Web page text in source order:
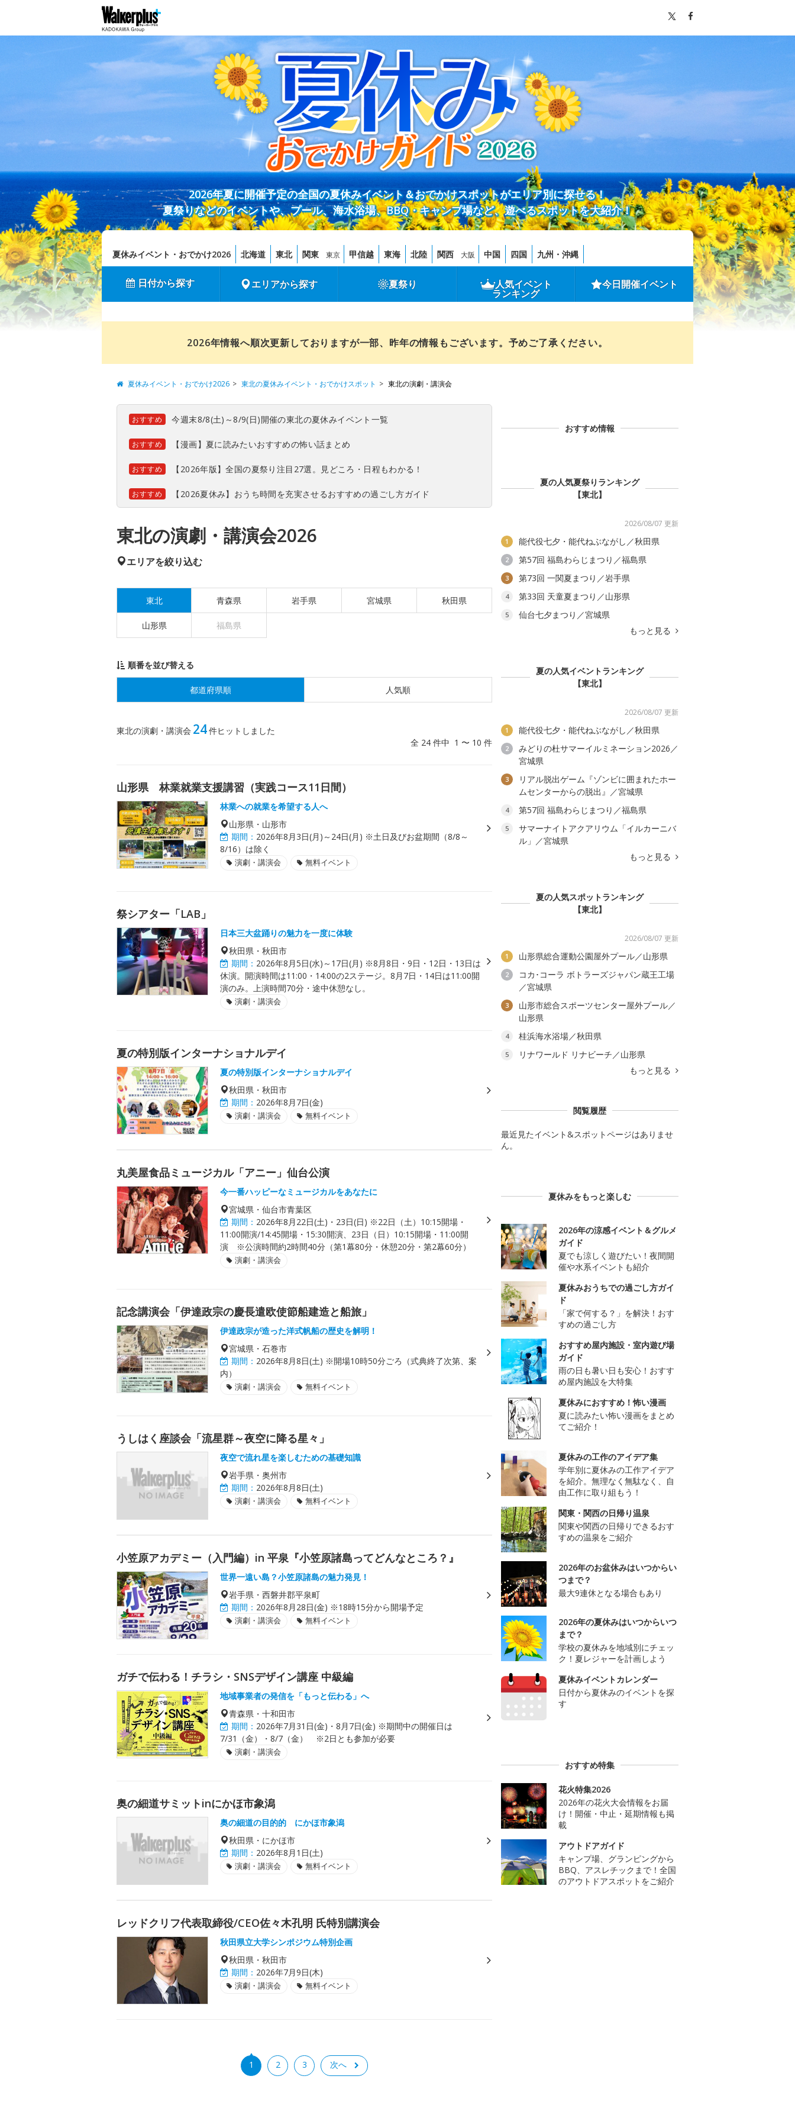
2026年夏に開催予定の全国の夏休みイベント＆おでかけスポットがエリア別に探せる！
夏祭りなどのイベントや、プール、海水浴場、BBQ・キャンプ場など、遊べるスポットを大紹介！
夏休みイベント・おでかけ2026 北海道 東北 関東 東京 甲信越 東海 北陸 関西 大阪 中国 四国 九州・沖縄
日付から探す エリアから探す 夏祭り 人気イベント
ランキング
今日開催イベント
2026年情報へ順次更新しておりますが一部、昨年の情報もございます。予めご了承ください。
夏休みイベント・おでかけ2026 東北の夏休みイベント・おでかけスポット 東北の演劇・講演会
おすすめ 今週末8/8(土)～8/9(日)開催の東北の夏休みイベント一覧
おすすめ 【漫画】夏に読みたいおすすめの怖い話まとめ
おすすめ 【2026年版】全国の夏祭り注目27選。見どころ・日程もわかる！
おすすめ 【2026夏休み】おうち時間を充実させるおすすめの過ごし方ガイド
東北の演劇・講演会2026
エリアを絞り込む
東北 青森県 岩手県 宮城県 秋田県
山形県 福島県
順番を並び替える
都道府県順 人気順
東北の演劇・講演会 24件ヒットしました
全 24 件中 1 〜 10 件
山形県 林業就業支援講習（実践コース11日間）
林業への就業を希望する人へ
山形県・山形市
期間： 2026年8月3日(月)～24日(月) ※土日及びお盆期間（8/8～
8/16）は除く
演劇・講演会 無料イベント
祭シアター「LAB」
日本三大盆踊りの魅力を一度に体験
秋田県・秋田市
期間： 2026年8月5日(水)～17日(月) ※8月8日・9日・12日・13日は
休演。開演時間は11:00・14:00の2ステージ。8月7日・14日は11:00開
演のみ。上演時間70分・途中休憩なし。
演劇・講演会
夏の特別版インターナショナルデイ
夏の特別版インターナショナルデイ
秋田県・秋田市
期間： 2026年8月7日(金)
演劇・講演会 無料イベント
丸美屋食品ミュージカル「アニー」仙台公演
今一番ハッピーなミュージカルをあなたに
宮城県・仙台市青葉区
期間： 2026年8月22日(土)・23日(日) ※22日（土）10:15開場・
11:00開演/14:45開場・15:30開演、23日（日）10:15開場・11:00開
演 ※公演時間約2時間40分（第1幕80分・休憩20分・第2幕60分）
演劇・講演会
記念講演会「伊達政宗の慶長遣欧使節船建造と船旅」
伊達政宗が造った洋式帆船の歴史を解明！
宮城県・石巻市
期間： 2026年8月8日(土) ※開場10時50分ごろ（式典終了次第、案
内）
演劇・講演会 無料イベント
うしはく座談会「流星群～夜空に降る星々」
夜空で流れ星を楽しむための基礎知識
岩手県・奥州市
期間： 2026年8月8日(土)
演劇・講演会 無料イベント
小笠原アカデミー（入門編）in 平泉『小笠原諸島ってどんなところ？』
世界一遠い島？小笠原諸島の魅力発見！
岩手県・西磐井郡平泉町
期間： 2026年8月28日(金) ※18時15分から開場予定
演劇・講演会 無料イベント
ガチで伝わる！チラシ・SNSデザイン講座 中級編
地域事業者の発信を「もっと伝わる」へ
青森県・十和田市
期間： 2026年7月31日(金)・8月7日(金) ※期間中の開催日は
7/31（金）・8/7（金） ※2日とも参加が必要
演劇・講演会
奥の細道サミットinにかほ市象潟
奥の細道の目的的 にかほ市象潟
秋田県・にかほ市
期間： 2026年8月1日(土)
演劇・講演会 無料イベント
レッドクリフ代表取締役/CEO佐々木孔明 氏特別講演会
秋田県立大学シンポジウム特別企画
秋田県・秋田市
期間： 2026年7月9日(木)
演劇・講演会 無料イベント
1 2 3 次へ
おすすめ情報
夏の人気夏祭りランキング
【東北】
2026/08/07 更新
1 能代役七夕・能代ねぶながし／秋田県
2 第57回 福島わらじまつり／福島県
3 第73回 一関夏まつり／岩手県
4 第33回 天童夏まつり／山形県
5
仙台七夕まつり／宮城県
もっと見る
夏の人気イベントランキング
【東北】
2026/08/07 更新
1 能代役七夕・能代ねぶながし／秋田県
2
みどりの杜サマーイルミネーション2026／
宮城県
3
リアル脱出ゲーム『ゾンビに囲まれたホー
ムセンターからの脱出』／宮城県
4 第57回 福島わらじまつり／福島県
5
サマーナイトアクアリウム「イルカーニバ
ル」／宮城県
もっと見る
夏の人気スポットランキング
【東北】
2026/08/07 更新
1 山形県総合運動公園屋外プール／山形県
2
コカ･コーラ ボトラーズジャパン蔵王工場
／宮城県
3
山形市総合スポーツセンター屋外プール／
山形県
4 桂浜海水浴場／秋田県
5
リナワールド リナビーチ／山形県
もっと見る
閲覧履歴
最近見たイベント&スポットページはありませ
ん。
夏休みをもっと楽しむ
2026年の涼感イベント＆グルメ
ガイド
夏でも涼しく遊びたい！夜間開
催や水系イベントも紹介
夏休みおうちでの過ごし方ガイ
ド
「家で何する？」を解決！おす
すめの過ごし方
おすすめ屋内施設・室内遊び場
ガイド
雨の日も暑い日も安心！おすす
め屋内施設を大特集
夏休みにおすすめ！怖い漫画
夏に読みたい怖い漫画をまとめ
てご紹介！
夏休みの工作のアイデア集
学年別に夏休みの工作アイデア
を紹介。無理なく無駄なく、自
由工作に取り組もう！
関東・関西の日帰り温泉
関東や関西の日帰りできるおす
すめの温泉をご紹介
2026年のお盆休みはいつからい
つまで？
最大9連休となる場合もあり
2026年の夏休みはいつからいつ
まで？
学校の夏休みを地域別にチェッ
ク！夏レジャーを計画しよう
夏休みイベントカレンダー
日付から夏休みのイベントを探
す
おすすめ特集
花火特集2026
2026年の花火大会情報をお届
け！開催・中止・延期情報も掲
載
アウトドアガイド
キャンプ場、グランピングから
BBQ、アスレチックまで！全国
のアウトドアスポットをご紹介